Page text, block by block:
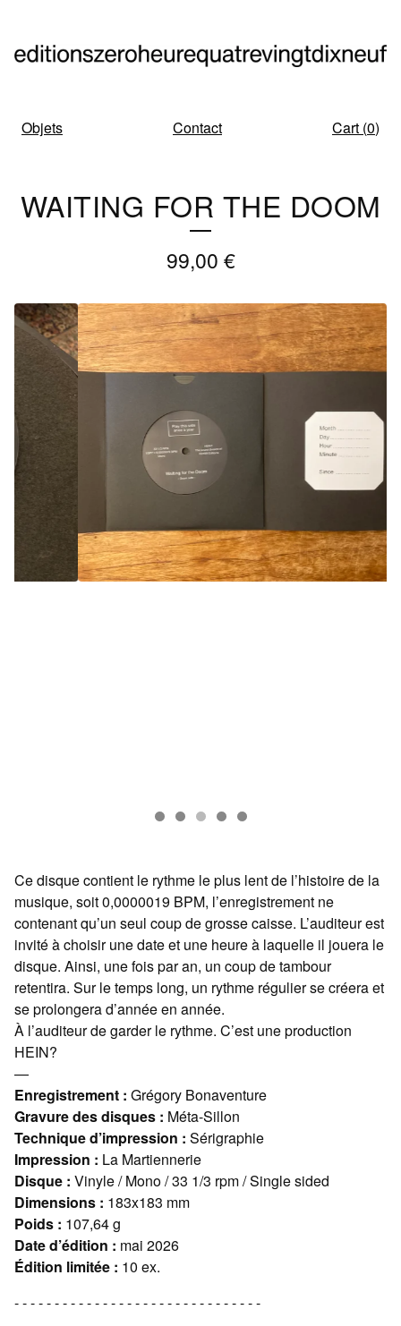
Objets Contact Cart (0)
WAITING FOR THE DOOM
99,00 €
Ce disque contient le rythme le plus lent de l’histoire de la
musique, soit 0,0000019 BPM, l’enregistrement ne
contenant qu’un seul coup de grosse caisse. L’auditeur est
invité à choisir une date et une heure à laquelle il jouera le
disque. Ainsi, une fois par an, un coup de tambour
retentira. Sur le temps long, un rythme régulier se créera et
se prolongera d’année en année.
À l’auditeur de garder le rythme. C’est une production
HEIN?
—
Enregistrement : Grégory Bonaventure
Gravure des disques : Méta-Sillon
Technique d’impression : Sérigraphie
Impression : La Martiennerie
Disque : Vinyle / Mono / 33 1/3 rpm / Single sided
Dimensions : 183x183 mm
Poids : 107,64 g
Date d’édition : mai 2026
Édition limitée : 10 ex.
- - - - - - - - - - - - - - - - - - - - - - - - - - - - - - -